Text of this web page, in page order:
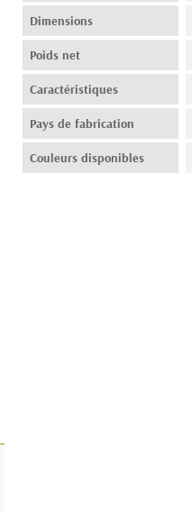
Dimensions
Poids net
Caractéristiques
Pays de fabrication
Couleurs disponibles